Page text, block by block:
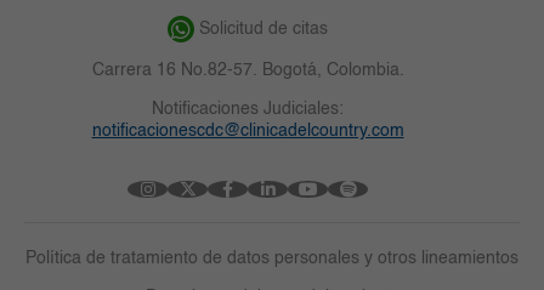
Solicitud de citas
Carrera 16 No.82-57. Bogotá, Colombia.
Notificaciones Judiciales:
notificacionescdc@clinicadelcountry.com
Política de tratamiento de datos personales y otros lineamientos